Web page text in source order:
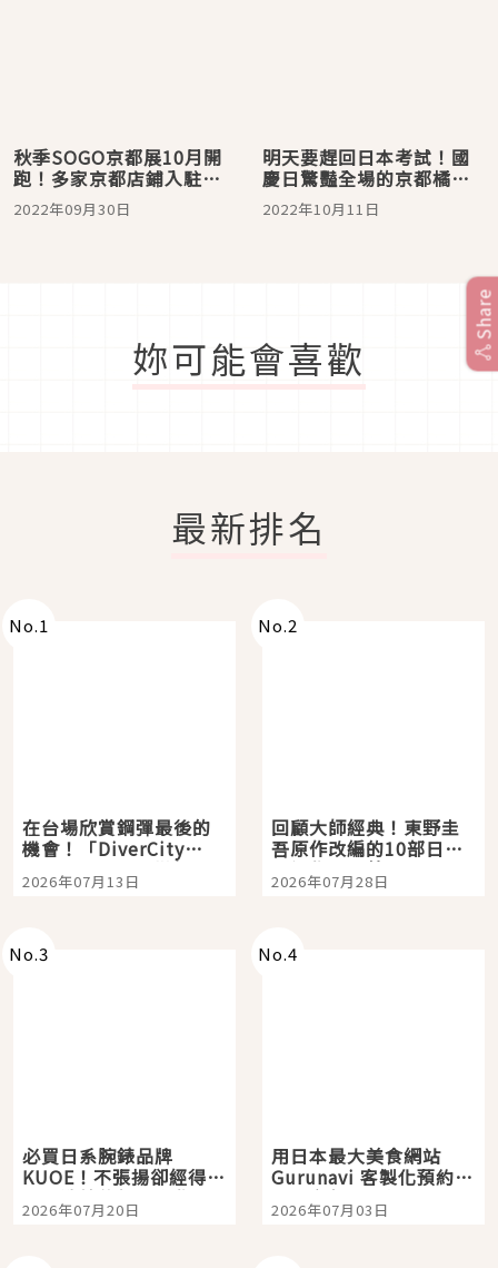
秋季SOGO京都展10月開
跑！多家京都店鋪入駐與
日本連線，提供你的日本
旅癮解方
2022年09月30日
明天要趕回日本考試！國
慶日驚豔全場的京都橘高
校趕赴機場離台 文總送郵
摺留念
2022年10月11日
妳可能會喜歡
最新排名
No.1
在台場欣賞鋼彈最後的
機會！「DiverCity
Tokyo Plaza」搭船、
購物、美食及夜景，一
2026年07月13日
No.2
回顧大師經典！東野圭
吾原作改編的10部日本
影視作品推薦
2026年07月28日
No.3
必買日系腕錶品牌
KUOE！不張揚卻經得起
時間洗鍊的經典之作五
選
2026年07月20日
No.4
用日本最大美食網站
Gurunavi 客製化預約九
大都市餐廳，打造專屬
美食體驗！
2026年07月03日
Share